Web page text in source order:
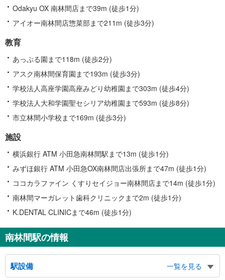
Odakyu OX 南林間店まで39m (徒歩1分)
アイオー南林間店惣菜部まで211m (徒歩3分)
教育
あっぷる園まで118m (徒歩2分)
アスク南林間保育園まで193m (徒歩3分)
学校法人高座学園高座みどり幼稚園まで303m (徒歩4分)
学校法人大和学園聖セシリア幼稚園まで593m (徒歩8分)
市立林間小学校まで169m (徒歩3分)
施設
横浜銀行 ATM 小田急南林間駅まで13m (徒歩1分)
みずほ銀行 ATM 小田急OX南林間店出張所まで47m (徒歩1分)
ココカラファイン くすりセイジョー南林間店まで14m (徒歩1分)
南林間マーガレット歯科クリニックまで2m (徒歩1分)
K.DENTAL CLINICまで46m (徒歩1分)
南林間駅の情報
駅設備
一覧を見る